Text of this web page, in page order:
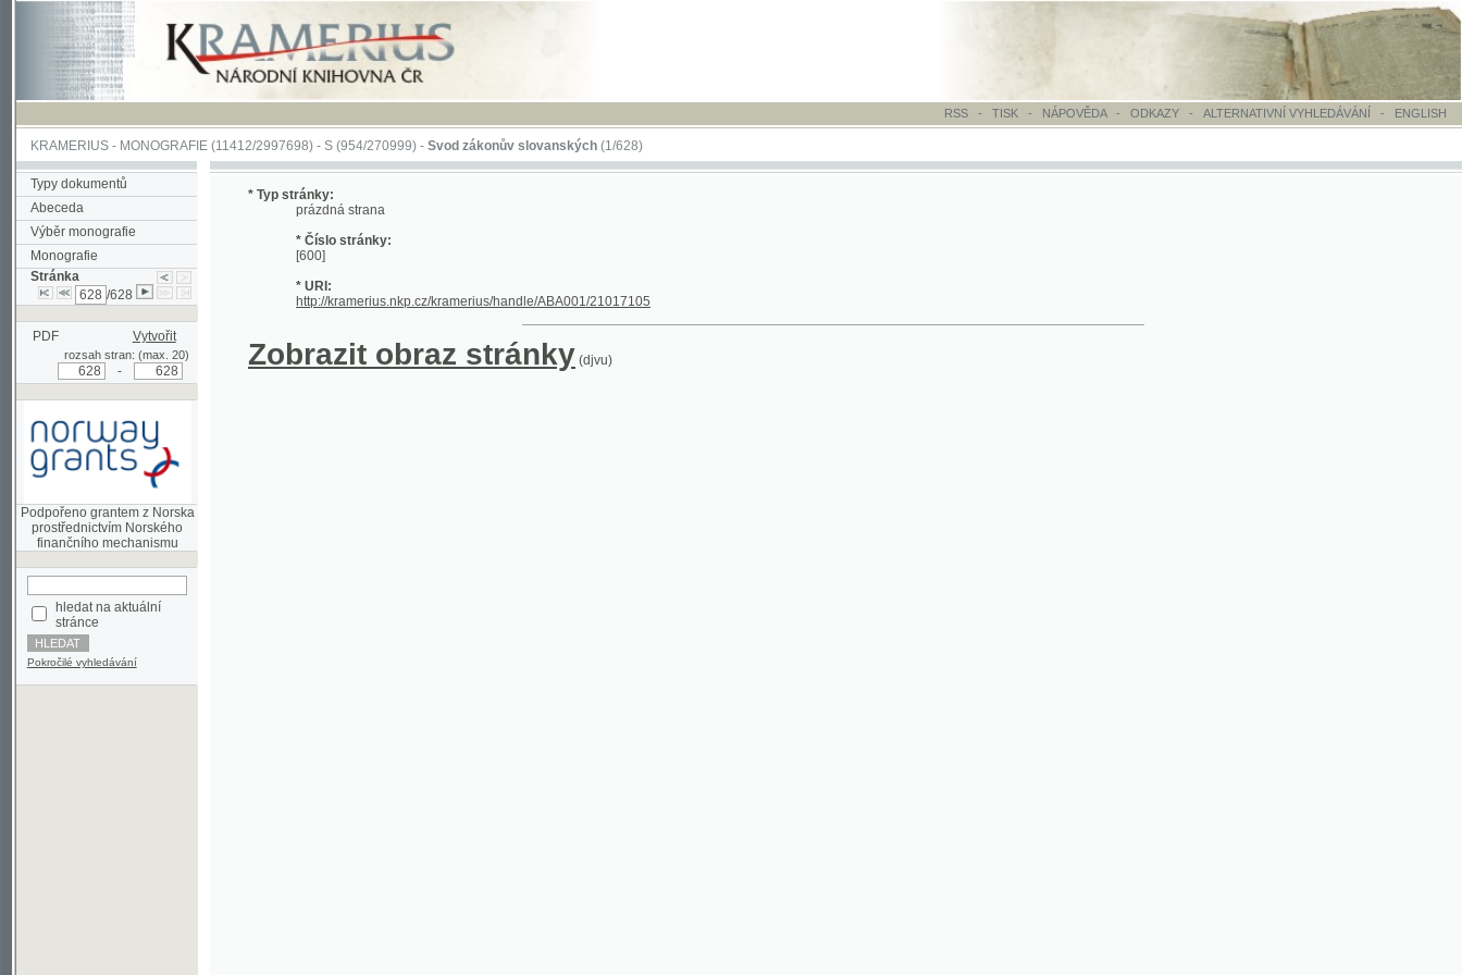
RSS - TISK-NÁPOVĚDA - ODKAZY - ALTERNATIVNÍ VYHLEDÁVÁNÍ- ENGLISH
KRAMERIUS-MONOGRAFIE(11412/2997698) -S (954/270999)-Svod zákonův slovanských(1/628)
Typy dokumentů
Abeceda
Výběr monografie
Monografie
Stránka
/628
PDF Vytvořit
rozsah stran: (max. 20)
Podpořeno grantem z Norska
prostřednictvím Norského
hledat na aktuální
stránce
Pokročilé vyhledávání
* Typ stránky:
prázdná strana
* Číslo stránky:
* URI:
Zobrazit obraz stránky(djvu)